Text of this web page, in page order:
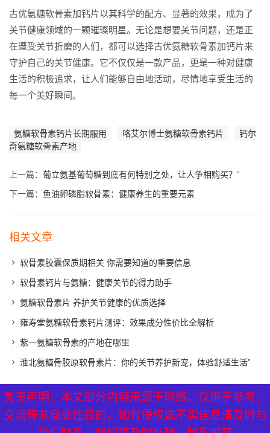
古优氨糖软骨素加钙片以其科学的配方、显著的效果，成为了
关节健康领域的一颗璀璨明星。无论是想要关节问题，还是正
在遭受关节折磨的人们，都可以选择古优氨糖软骨素加钙片来
守护自己的关节健康。它不仅仅是一款产品，更是一种对健康
生活的积极追求，让人们能够自由地活动，尽情地享受生活的
每一个美好瞬间。
氨糖软骨素钙片长期服用 咯艾尔博士氨糖软骨素钙片
钙尔
奇氨糖软骨素产地
上一篇： 葡立氨基葡萄糖到底有何特别之处，让人争相购买？”
下一篇： 鱼油卵磷脂软骨素：健康养生的重要元素
相关文章
软骨素胶囊保质期相关 你需要知道的重要信息
软骨素钙片与氨糖：健康关节的得力助手
氨糖软骨素片 养护关节健康的优质选择
雍寿堂氨糖软骨素钙片测评：效果成分性价比全解析
紫一氨糖软骨素的产地在哪里
淮北氨糖骨胶原软骨素片：你的关节养护新宠，体验舒适生活”
免责声明：本文部分内容来源于网络，仅用于参考、
交流等非商业性目的。如有侵权或不实信息请及时与
XML地图| 网站地图 热点关注
免责声明：本文部分内容来源于网络，仅用于参考、
交流等非商业性目的。如有侵权或不实信息请及时与